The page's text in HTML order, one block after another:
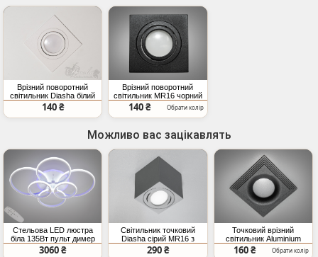
Врізний поворотний
світильник Diasha білий
MR16 G5 3
140 ₴
Врізний поворотний
світильник MR16 чорний
алюміній
140 ₴ Обрати колір
Можливо вас зацікавлять
Стельова LED люстра
біла 135Вт пульт димер
3060 ₴
Світильник точковий
Diasha сірий MR16 з
поворотом
290 ₴
Точковий врізний
світильник Aluminium
чорний MR16 IP20
160 ₴ Обрати колір